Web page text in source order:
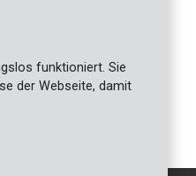
funktioniert. Sie
der Webseite, damit